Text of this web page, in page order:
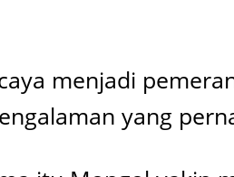
menjadi
yang